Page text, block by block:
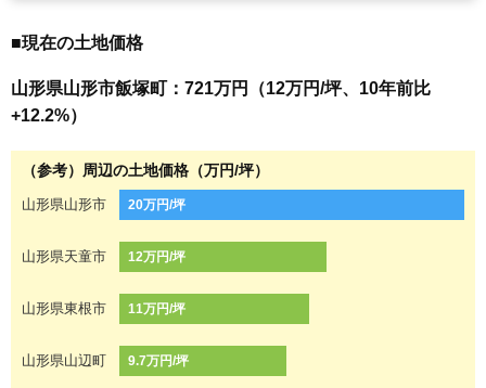
■現在の土地価格
山形県山形市飯塚町：721万円（12万円/坪、10年前比
+12.2%）
（参考）周辺の土地価格（万円/坪）
山形県山形市 20万円/坪
山形県天童市 12万円/坪
山形県東根市 11万円/坪
山形県山辺町 9.7万円/坪